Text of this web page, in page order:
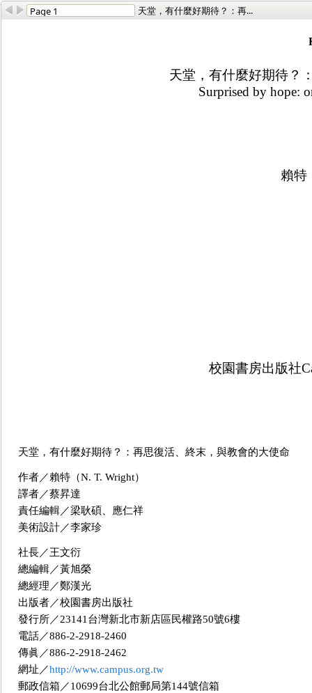
天堂，有什麼好期待？：再...
天堂，有什麼好期待？
Surprised by hope:
賴特
校園書房出版社
天堂，有什麼好期待？：再思復活、終末，與教會的大使命
作者／賴特（N. T. Wright）
譯者／蔡昇達
責任編輯／梁耿碩、應仁祥
美術設計／李家珍
社長／王文衍
總編輯／黃旭榮
總經理／鄭漢光
出版者／校園書房出版社
發行所／23141台灣新北市新店區民權路50號6樓
電話／886-2-2918-2460
傳眞／886-2-2918-2462
網址／http://www.campus.org.tw
郵政信箱／10699台北公館郵局第144號信箱